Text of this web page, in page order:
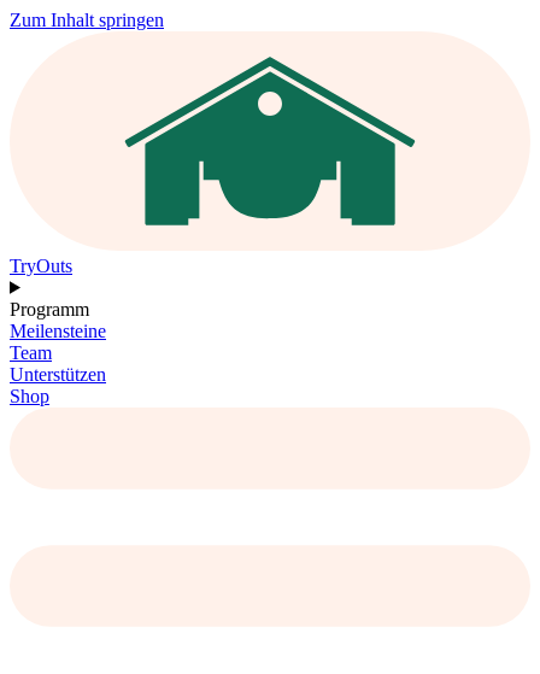
Zum Inhalt springen
TryOuts
Programm
Meilensteine
Team
Unterstützen
Shop